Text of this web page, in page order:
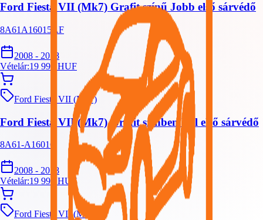
Ford Fiesta VII (Mk7) Grafit színű Jobb első sárvédő
8A61A16015AF
2008 - 2018
Vételár:19 999 HUF
Ford Fiesta VII (Mk7)
Ford Fiesta VII (Mk7) Grafit színben Bal első sárvédő
8A61-A16016
2008 - 2018
Vételár:19 999 HUF
Ford Fiesta VII (Mk7)